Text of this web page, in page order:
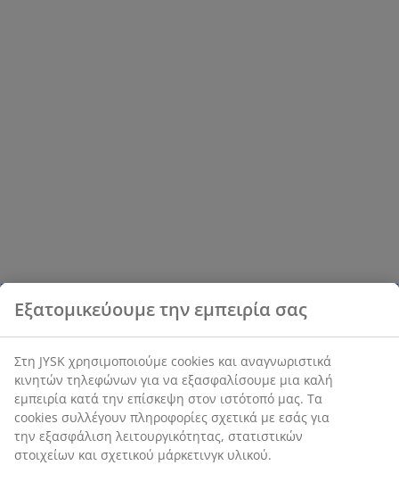
Εξατομικεύουμε την εμπειρία σας
Στη JYSK χρησιμοποιούμε cookies και αναγνωριστικά
κινητών τηλεφώνων για να εξασφαλίσουμε μια καλή
εμπειρία κατά την επίσκεψη στον ιστότοπό μας. Τα
cookies συλλέγουν πληροφορίες σχετικά με εσάς για
την εξασφάλιση λειτουργικότητας, στατιστικών
στοιχείων και σχετικού μάρκετινγκ υλικού.